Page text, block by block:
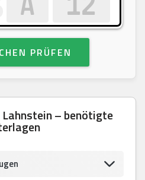
PRÜFEN
– benötigte